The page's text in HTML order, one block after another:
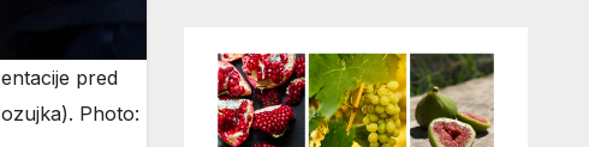
pred
Photo: